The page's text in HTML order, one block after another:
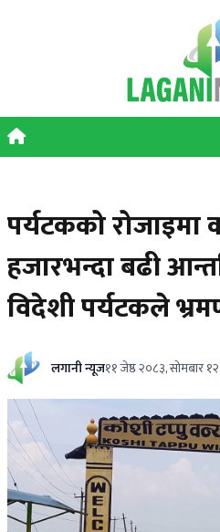
पर्यटकको रोजाइमा
हजारभन्दा बढी
विदेशी पर्यटकले
लगानी न्यूज११ जेष्ठ २०८३, सोमबार